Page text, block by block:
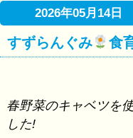
2026年05月14日
すずらんぐみ 食
春野菜のキャベツを
した!